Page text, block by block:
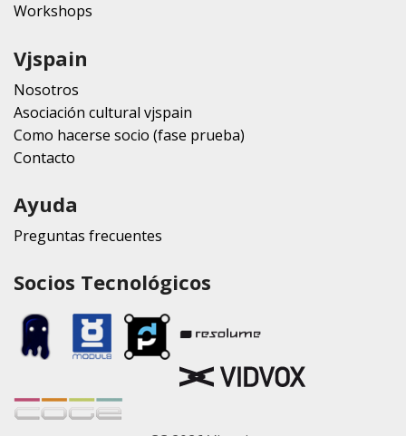
Workshops
Vjspain
Nosotros
Asociación cultural vjspain
Como hacerse socio (fase prueba)
Contacto
Ayuda
Preguntas frecuentes
Socios Tecnológicos